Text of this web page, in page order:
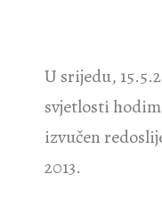
U srijedu,
svjetlosti
izvučen
2013.